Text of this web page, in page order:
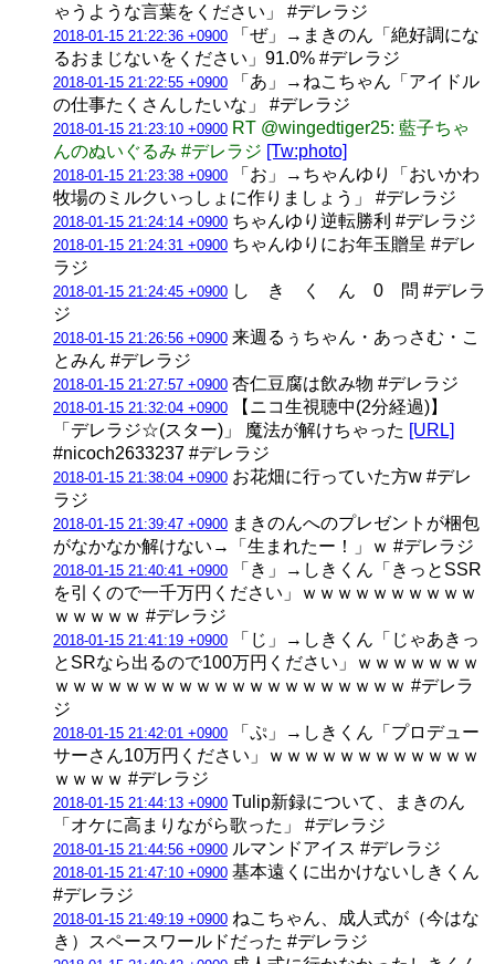
ゃうような言葉をください」 #デレラジ
2018-01-15 21:22:36 +0900 「ぜ」→まきのん「絶好調にな
るおまじないをください」91.0% #デレラジ
2018-01-15 21:22:55 +0900 「あ」→ねこちゃん「アイドル
の仕事たくさんしたいな」 #デレラジ
2018-01-15 21:23:10 +0900 RT @wingedtiger25: 藍子ちゃ
んのぬいぐるみ #デレラジ [Tw:photo]
2018-01-15 21:23:38 +0900 「お」→ちゃんゆり「おいかわ
牧場のミルクいっしょに作りましょう」 #デレラジ
2018-01-15 21:24:14 +0900 ちゃんゆり逆転勝利 #デレラジ
2018-01-15 21:24:31 +0900 ちゃんゆりにお年玉贈呈 #デレ
ラジ
2018-01-15 21:24:45 +0900 し き く ん 0 問 #デレラ
ジ
2018-01-15 21:26:56 +0900 来週るぅちゃん・あっさむ・こ
とみん #デレラジ
2018-01-15 21:27:57 +0900 杏仁豆腐は飲み物 #デレラジ
2018-01-15 21:32:04 +0900 【ニコ生視聴中(2分経過)】
「デレラジ☆(スター)」 魔法が解けちゃった [URL]
#nicoch2633237 #デレラジ
2018-01-15 21:38:04 +0900 お花畑に行っていた方w #デレ
ラジ
2018-01-15 21:39:47 +0900 まきのんへのプレゼントが梱包
がなかなか解けない→「生まれたー！」ｗ #デレラジ
2018-01-15 21:40:41 +0900 「き」→しきくん「きっとSSR
を引くので一千万円ください」ｗｗｗｗｗｗｗｗｗｗ
ｗｗｗｗｗ #デレラジ
2018-01-15 21:41:19 +0900 「じ」→しきくん「じゃあきっ
とSRなら出るので100万円ください」ｗｗｗｗｗｗｗ
ｗｗｗｗｗｗｗｗｗｗｗｗｗｗｗｗｗｗｗｗ #デレラ
ジ
2018-01-15 21:42:01 +0900 「ぷ」→しきくん「プロデュー
サーさん10万円ください」ｗｗｗｗｗｗｗｗｗｗｗｗ
ｗｗｗｗ #デレラジ
2018-01-15 21:44:13 +0900 Tulip新録について、まきのん
「オケに高まりながら歌った」 #デレラジ
2018-01-15 21:44:56 +0900 ルマンドアイス #デレラジ
2018-01-15 21:47:10 +0900 基本遠くに出かけないしきくん
#デレラジ
2018-01-15 21:49:19 +0900 ねこちゃん、成人式が（今はな
き）スペースワールドだった #デレラジ